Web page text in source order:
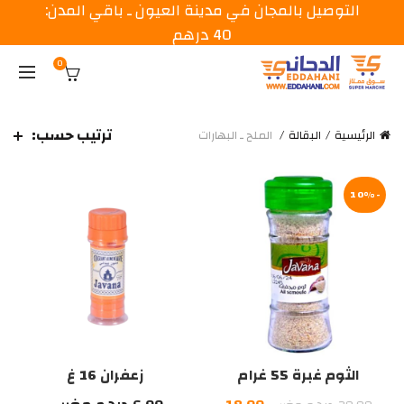
0
الرئيسية البقالة الملح ـ البهارات ترتيب حسب:
-10%
الثوم غبرة 55 غرام
زعفران 16 غ
التوصيل بالمجان في مدينة العيون ـ باقي المدن:
40 درهم